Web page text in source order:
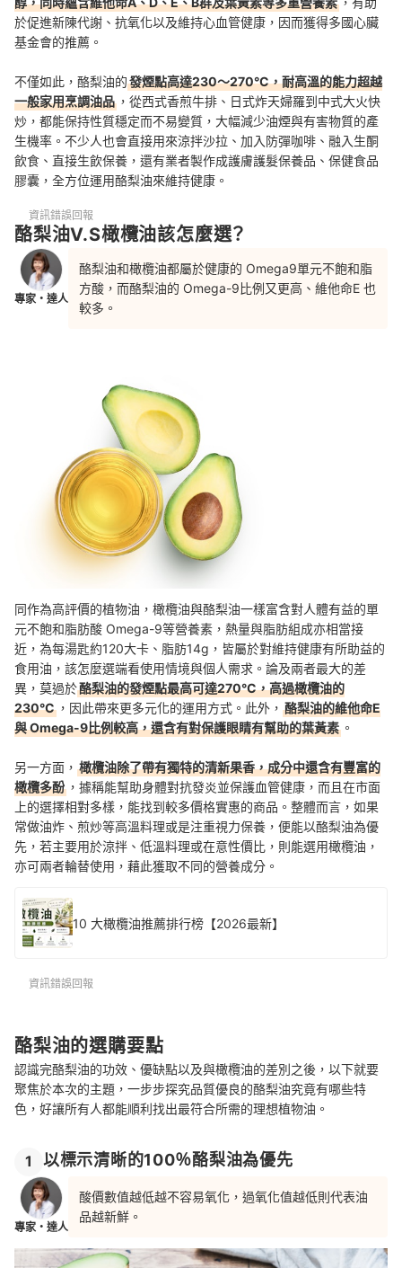
於促進新陳代謝、抗氧化以及維持心血管健康，因而獲得多國心臟
基金會的推薦。
不僅如此，酪梨油的發煙點高達230～270°C，耐高溫的能力超越
一般家用烹調油品 ，從西式香煎牛排、日式炸天婦羅到中式大火快
炒，都能保持性質穩定而不易變質，大幅減少油煙與有害物質的產
生機率。不少人也會直接用來涼拌沙拉、加入防彈咖啡、融入生酮
飲食、直接生飲保養，還有業者製作成護膚護髮保養品、保健食品
膠囊，全方位運用酪梨油來維持健康。
資訊錯誤回報
酪梨油V.S橄欖油該怎麼選？
專家・達人
酪梨油和橄欖油都屬於健康的 Omega9單元不飽和脂
方酸，而酪梨油的 Omega-9比例又更高、維他命E 也
較多。
同作為高評價的植物油，橄欖油與酪梨油一樣富含對人體有益的單
元不飽和脂肪酸 Omega-9等營養素，熱量與脂肪組成亦相當接
近，為每湯匙約120大卡、脂肪14g，皆屬於對維持健康有所助益的
食用油，該怎麼選端看使用情境與個人需求。論及兩者最大的差
異，莫過於酪梨油的發煙點最高可達270°C，高過橄欖油的
230°C ，因此帶來更多元化的運用方式。此外， 酪梨油的維他命E
與 Omega-9比例較高，還含有對保護眼睛有幫助的葉黃素 。
另一方面， 橄欖油除了帶有獨特的清新果香，成分中還含有豐富的
橄欖多酚 ，據稱能幫助身體對抗發炎並保護血管健康，而且在市面
上的選擇相對多樣，能找到較多價格實惠的商品。整體而言，如果
常做油炸、煎炒等高溫料理或是注重視力保養，便能以酪梨油為優
先，若主要用於涼拌、低溫料理或在意性價比，則能選用橄欖油，
亦可兩者輪替使用，藉此獲取不同的營養成分。
10 大橄欖油推薦排行榜【2026最新】
資訊錯誤回報
酪梨油的選購要點
認識完酪梨油的功效、優缺點以及與橄欖油的差別之後，以下就要
聚焦於本次的主題，一步步探究品質優良的酪梨油究竟有哪些特
色，好讓所有人都能順利找出最符合所需的理想植物油。
1 以標示清晰的100％酪梨油為優先
專家・達人
酸價數值越低越不容易氧化，過氧化值越低則代表油
品越新鮮。